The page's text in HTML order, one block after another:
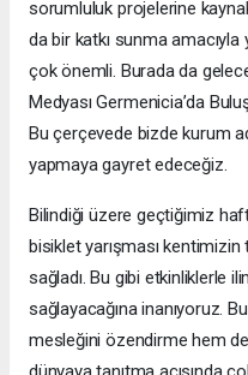
sorumluluk projelerine
da bir katkı sunma
çok önemli. Burada da
Medyası Germenicia’da
Bu çerçevede bizde kurum
yapmaya gayret edeceğiz.
Bilindiği üzere geçtiğimiz
bisiklet yarışması kentimizin
sağladı. Bu gibi etkinliklerle
sağlayacağına inanıyoruz.
mesleğini özendirme hem